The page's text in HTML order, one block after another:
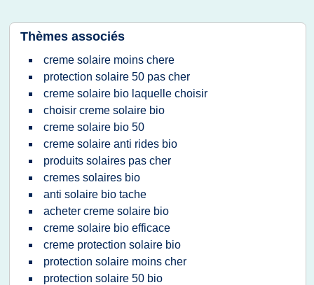
Thèmes associés
creme solaire moins chere
protection solaire 50 pas cher
creme solaire bio laquelle choisir
choisir creme solaire bio
creme solaire bio 50
creme solaire anti rides bio
produits solaires pas cher
cremes solaires bio
anti solaire bio tache
acheter creme solaire bio
creme solaire bio efficace
creme protection solaire bio
protection solaire moins cher
protection solaire 50 bio